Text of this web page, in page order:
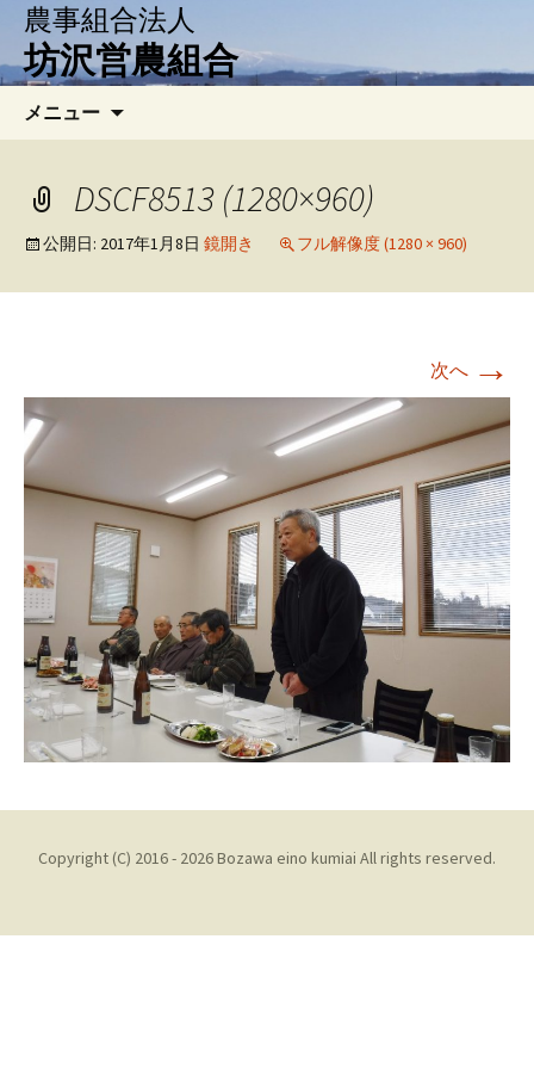
農事組合法人
坊沢営農組合
メニュー
ン
ツ
へ
動
DSCF8513 (1280×960)
公開日: 2017年1月8日 鏡開き フル解像度 (1280 × 960)
次へ →
Copyright (C) 2016 - 2026 Bozawa eino kumiai All rights reserved.